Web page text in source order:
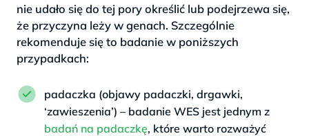
nie udało się do tej pory określić lub podejrzewa się,
że przyczyna leży w genach. Szczególnie
rekomenduje się to badanie w poniższych
przypadkach:
padaczka (objawy padaczki, drgawki,
‘zawieszenia’) – badanie WES jest jednym z
badań na padaczkę, które warto rozważyć